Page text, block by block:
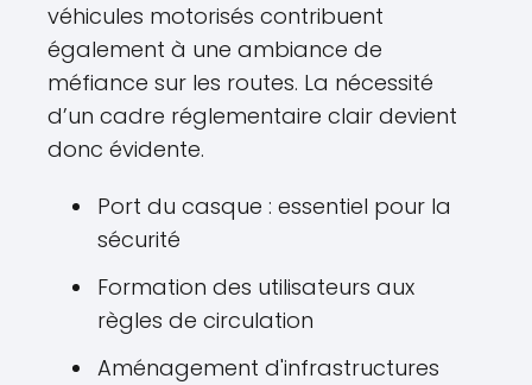
véhicules motorisés contribuent
également à une ambiance de
méfiance sur les routes. La nécessité
d’un cadre réglementaire clair devient
donc évidente.
Port du casque : essentiel pour la
sécurité
Formation des utilisateurs aux
règles de circulation
Aménagement d'infrastructures